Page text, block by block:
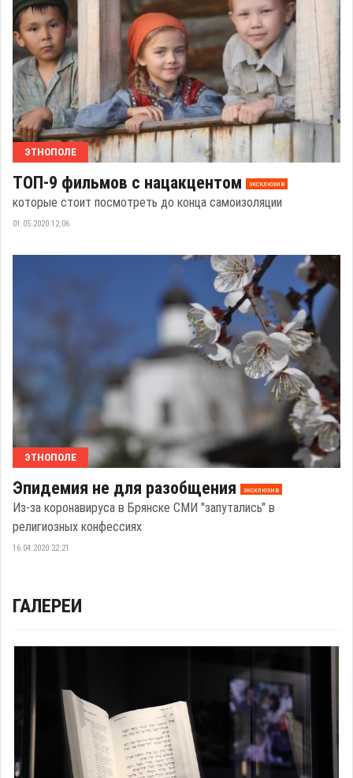
ЭТНОПОЛЕ
ТОП-9 фильмов с нацакцентом эксклюзив
которые стоит посмотреть до конца самоизоляции
01.05.2020 12:06
ЭТНОПОЛЕ
Эпидемия не для разобщения эксклюзив
Из-за коронавируса в Брянске СМИ "запутались" в
религиозных конфессиях
16.04.2020 22:21
ГАЛЕРЕИ